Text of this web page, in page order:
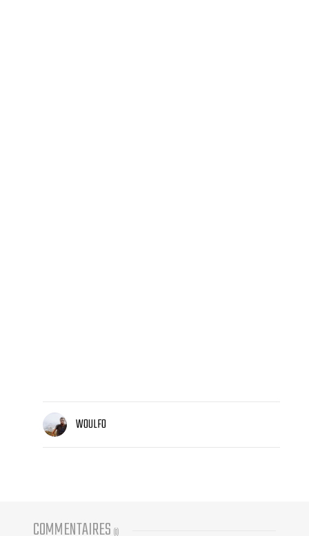
WOULFO
COMMENTAIRES (0)